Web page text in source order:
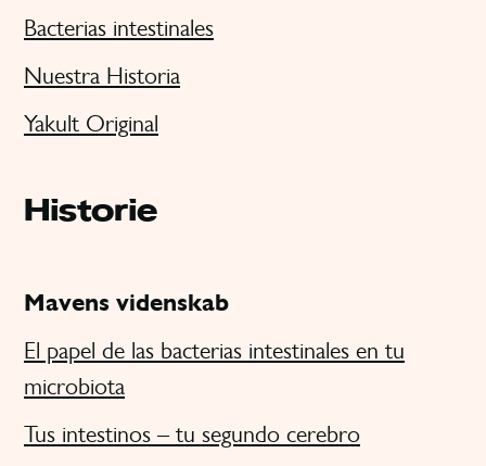
Bacterias intestinales
Nuestra Historia
Yakult Original
Historie
Mavens videnskab
El papel de las bacterias intestinales en tu
microbiota
Tus intestinos – tu segundo cerebro